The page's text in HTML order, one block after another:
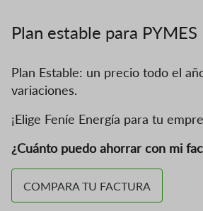
Plan estable para PYMES
Plan Estable: un precio todo el
variaciones.
¡Elige Feníe Energía para tu
¿Cuánto puedo ahorrar con mi
COMPARA TU FACTURA